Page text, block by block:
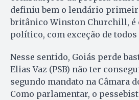
definiu bem o lendário
britânico Winston Churchill, é
político, com exceção de
Nesse sentido, Goiás perde
Elias Vaz (PSB) não ter
segundo mandato na Câmara
Como parlamentar, o